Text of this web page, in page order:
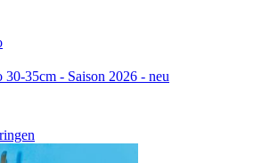
35cm - Saison 2026 - neu